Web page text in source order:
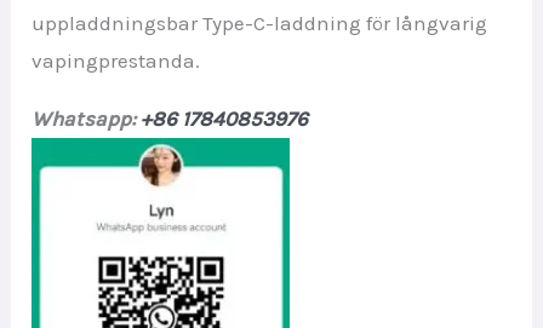
uppladdningsbar Type-C-laddning för långvarig
vapingprestanda.
Whatsapp:+86 17840853976